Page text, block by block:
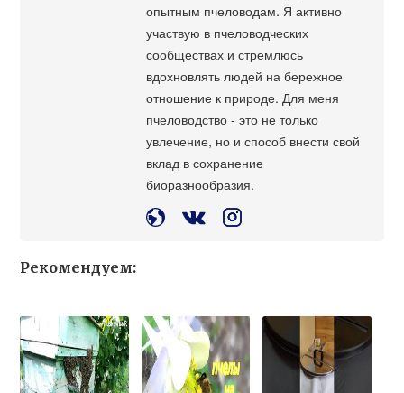
опытным пчеловодам. Я активно
участвую в пчеловодческих
сообществах и стремлюсь
вдохновлять людей на бережное
отношение к природе. Для меня
пчеловодство - это не только
увлечение, но и способ внести свой
вклад в сохранение
биоразнообразия.
Рекомендуем: